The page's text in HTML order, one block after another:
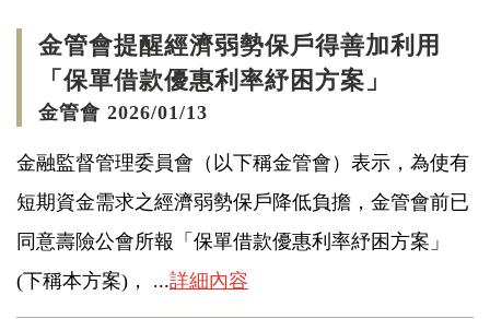
金管會提醒經濟弱勢保戶得善加利用
「保單借款優惠利率紓困方案」
金管會 2026/01/13
金融監督管理委員會（以下稱金管會）表示，為使有
短期資金需求之經濟弱勢保戶降低負擔，金管會前已
同意壽險公會所報「保單借款優惠利率紓困方案」
(下稱本方案)， ...詳細內容